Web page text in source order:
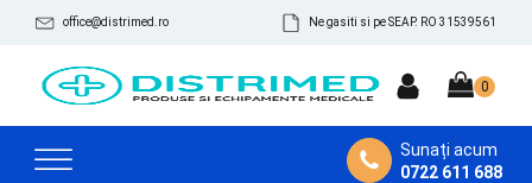
office@distrimed.ro Ne gasiti si pe SEAP. RO 31539561
Sunați acum
0722 611 688